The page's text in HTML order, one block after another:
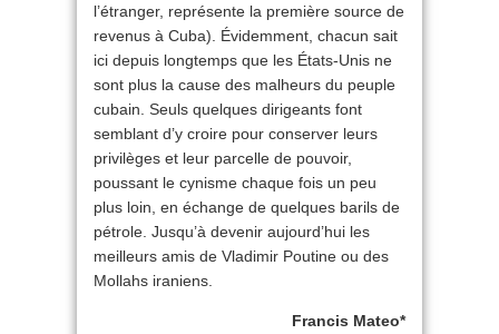
l’étranger, représente la première source de
revenus à Cuba). Évidemment, chacun sait
ici depuis longtemps que les États-Unis ne
sont plus la cause des malheurs du peuple
cubain. Seuls quelques dirigeants font
semblant d’y croire pour conserver leurs
privilèges et leur parcelle de pouvoir,
poussant le cynisme chaque fois un peu
plus loin, en échange de quelques barils de
pétrole. Jusqu’à devenir aujourd’hui les
meilleurs amis de Vladimir Poutine ou des
Mollahs iraniens.
Francis Mateo*